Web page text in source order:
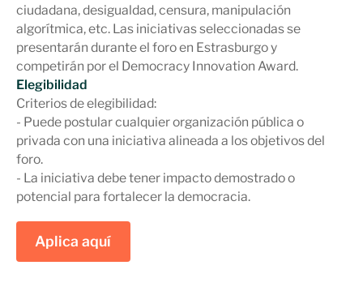
ciudadana, desigualdad, censura, manipulación
algorítmica, etc. Las iniciativas seleccionadas se
presentarán durante el foro en Estrasburgo y
competirán por el Democracy Innovation Award.
Elegibilidad
Criterios de elegibilidad:
- Puede postular cualquier organización pública o
privada con una iniciativa alineada a los objetivos del
foro.
- La iniciativa debe tener impacto demostrado o
potencial para fortalecer la democracia.
Aplica aquí